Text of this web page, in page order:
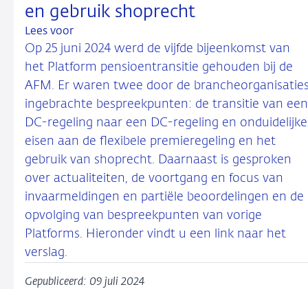
en gebruik shoprecht
Lees voor
Op 25 juni 2024 werd de vijfde bijeenkomst van
het Platform pensioentransitie gehouden bij de
AFM. Er waren twee door de
ingebrachte bespreekpunten: de transitie van een
DC-regeling naar een DC-regeling en onduidelijke
eisen aan de flexibele premieregeling en het
gebruik van shoprecht. Daarnaast is gesproken
over actualiteiten, de voortgang en focus van
invaarmeldingen en partiële beoordelingen en de
opvolging van bespreekpunten van vorige
Platforms. Hieronder vindt u een link naar het
verslag.
Gepubliceerd: 09 juli 2024